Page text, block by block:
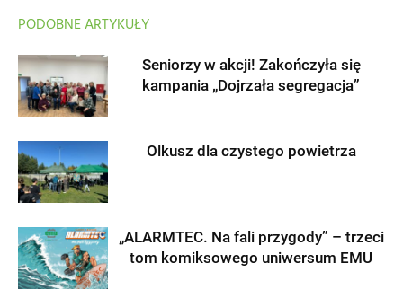
PODOBNE ARTYKUŁY
Seniorzy w akcji! Zakończyła się
kampania „Dojrzała segregacja”
Olkusz dla czystego powietrza
„ALARMTEC. Na fali przygody” – trzeci
tom komiksowego uniwersum EMU